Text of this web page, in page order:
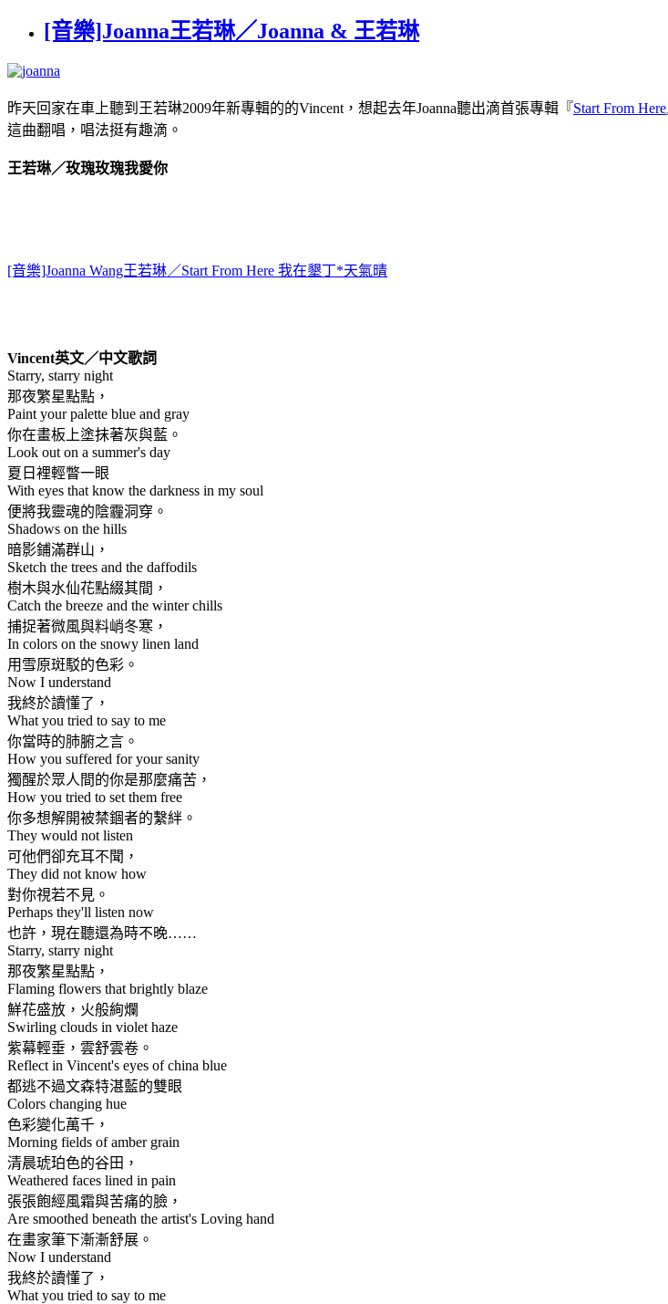
[音樂]Joanna王若琳／Joanna & 王若琳
昨天回家在車上聽到王若琳2009年新專輯的的Vincent，想起去年Joanna聽出滴首張專輯『Start From Here
這曲翻唱，唱法挺有趣滴。
王若琳／玫瑰玫瑰我愛你
[音樂]Joanna Wang王若琳／Start From Here 我在墾丁*天氣晴
Vincent英文／中文歌詞
Starry, starry night
那夜繁星點點，
Paint your palette blue and gray
你在畫板上塗抹著灰與藍。
Look out on a summer's day
夏日裡輕瞥一眼
With eyes that know the darkness in my soul
便將我靈魂的陰霾洞穿。
Shadows on the hills
暗影鋪滿群山，
Sketch the trees and the daffodils
樹木與水仙花點綴其間，
Catch the breeze and the winter chills
捕捉著微風與料峭冬寒，
In colors on the snowy linen land
用雪原斑駁的色彩。
Now I understand
我終於讀懂了，
What you tried to say to me
你當時的肺腑之言。
How you suffered for your sanity
獨醒於眾人間的你是那麼痛苦，
How you tried to set them free
你多想解開被禁錮者的繫絆。
They would not listen
可他們卻充耳不聞，
They did not know how
對你視若不見。
Perhaps they'll listen now
也許，現在聽還為時不晚……
Starry, starry night
那夜繁星點點，
Flaming flowers that brightly blaze
鮮花盛放，火般絢爛
Swirling clouds in violet haze
紫幕輕垂，雲舒雲卷。
Reflect in Vincent's eyes of china blue
都逃不過文森特湛藍的雙眼
Colors changing hue
色彩變化萬千，
Morning fields of amber grain
清晨琥珀色的谷田，
Weathered faces lined in pain
張張飽經風霜與苦痛的臉，
Are smoothed beneath the artist's Loving hand
在畫家筆下漸漸舒展。
Now I understand
我終於讀懂了，
What you tried to say to me